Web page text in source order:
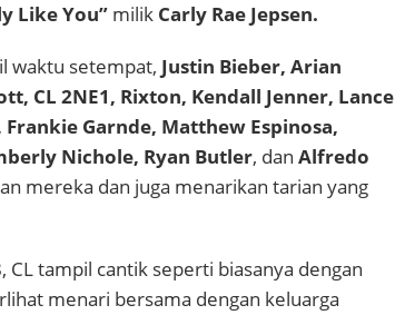
Like You”milik Carly Rae Jepsen.
waktu setempat, Justin Bieber, Arian
CL 2NE1, Rixton, Kendall Jenner, Lance
Frankie Garnde, Matthew Espinosa,
Nichole, Ryan Butler, dan Alfredo
mereka dan juga menarikan tarian yang
CL tampil cantik seperti biasanya dengan
menari bersama dengan keluarga